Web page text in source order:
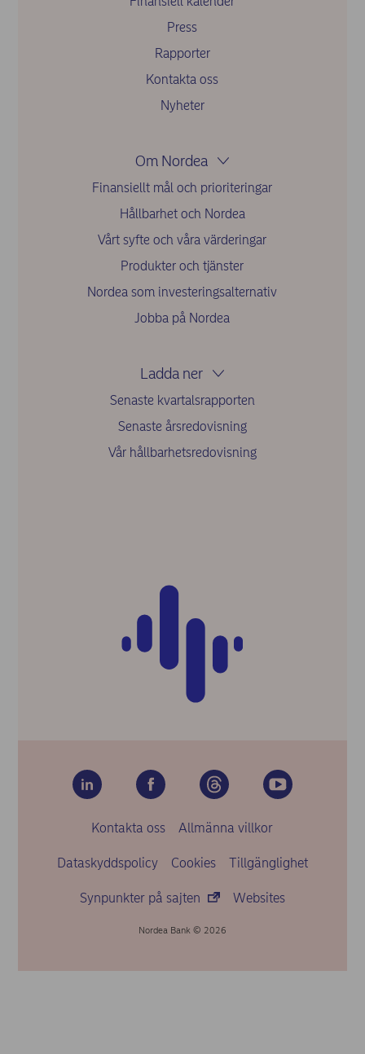
Press
Rapporter
Kontakta oss
Nyheter
Om Nordea
Finansiellt mål och prioriteringar
Hållbarhet och Nordea
Vårt syfte och våra värderingar
Produkter och tjänster
Nordea som investeringsalternativ
Jobba på Nordea
Ladda ner
Senaste kvartalsrapporten
Senaste årsredovisning
Vår hållbarhetsredovisning
Kontakta oss Allmänna villkor
Dataskyddspolicy Cookies Tillgänglighet
Synpunkter på sajten Websites
Nordea Bank © 2026